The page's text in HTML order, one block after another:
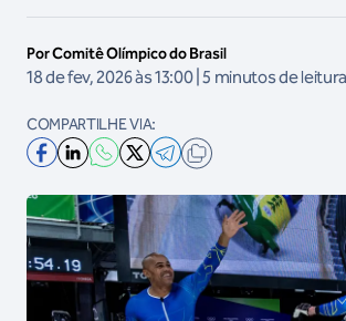
Por Comitê Olímpico do Brasil
18 de fev, 2026 às 13:00 | 5 minutos de leitura
COMPARTILHE VIA: